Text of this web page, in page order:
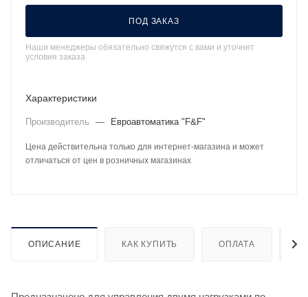
ПОД ЗАКАЗ
Наши менеджеры обязательно свяжутся с вами и уточнят
условия заказа
Характеристики
Производитель — Евроавтоматика "F&F"
Цена действительна только для интернет-магазина и может
отличаться от цен в розничных магазинах
ОПИСАНИЕ КАК КУПИТЬ ОПЛАТА